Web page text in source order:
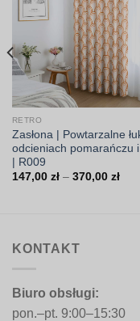
RETRO
Zasłona | Powtarzalne
odcieniach pomarańczu
| R009
147,00 zł – 370,00 zł
KONTAKT
Biuro obsługi:
pon.–pt. 9:00–15:30